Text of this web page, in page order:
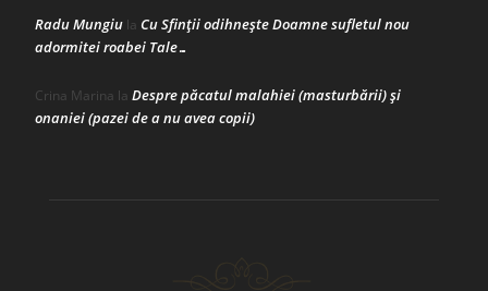
Radu Mungiu la Cu Sfinții odihnește Doamne sufletul nou
adormitei roabei Tale…
Crina Marina la Despre păcatul malahiei (masturbării) şi
onaniei (pazei de a nu avea copii)